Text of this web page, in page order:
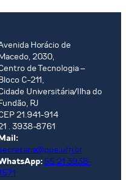
Horácio de
2030,
de Tecnologia –
C-211,
Universitária/Ilha do
RJ
21.941-914
. 3938-8761
55 21 3938-